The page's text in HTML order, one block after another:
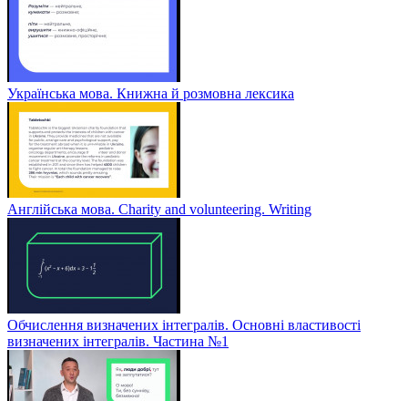
Українська мова. Книжна й розмовна лексика
Англійська мова. Charity and volunteering. Writing
Обчислення визначених інтегралів. Основні властивості
визначених інтегралів. Частина №1